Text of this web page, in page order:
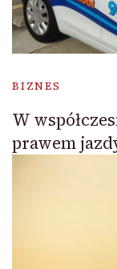
BIZNES
W
prawem